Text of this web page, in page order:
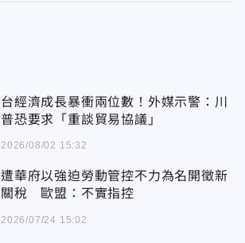
台經濟成長暴衝兩位數！外媒示警：川
普恐要求「重談貿易協議」
2026/08/02 15:32
遭華府以強迫勞動管控不力為名開徵新
關稅 歐盟：不實指控
2026/07/24 15:02